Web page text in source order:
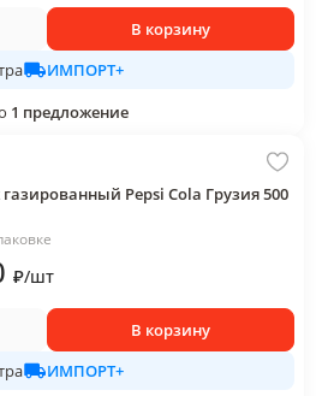
В корзину
ИМПОРТ+
1 предложение
Pepsi Cola Грузия 500
₽/шт
В корзину
ИМПОРТ+